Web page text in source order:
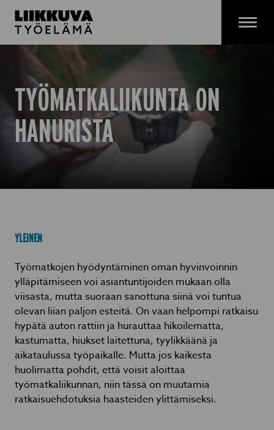
Siirry
sisältöön
Menu
TYÖMATKALIIKUNTA ON
HANURISTA
YLEINEN
Työmatkojen hyödyntäminen oman hyvinvoinnin
ylläpitämiseen voi asiantuntijoiden mukaan olla
viisasta, mutta suoraan sanottuna siinä voi tuntua
olevan liian paljon esteitä. On vaan helpompi ratkaisu
hypätä auton rattiin ja hurauttaa hikoilematta,
kastumatta, hiukset laitettuna, tyylikkäänä ja
aikataulussa työpaikalle. Mutta jos kaikesta
huolimatta pohdit, että voisit aloittaa
työmatkaliikunnan, niin tässä on muutamia
ratkaisuehdotuksia haasteiden ylittämiseksi.